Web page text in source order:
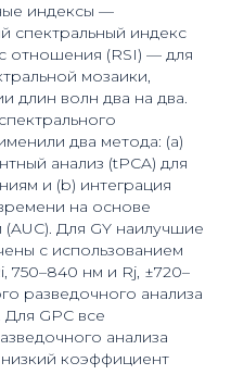
индексы —
спектральный индекс
отношения (RSI) — для
мозаики,
длин волн два на два.
два метода: (a)
анализ (tPCA) для
и (b) интеграция
на основе
Для GY наилучшие
с использованием
750–840 нм и Rj, ±720–
разведочного анализа
Для GPC все
анализа
коэффициент